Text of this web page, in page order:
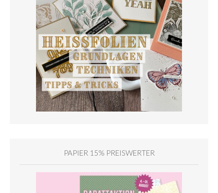
PAPIER 15% PREISWERTER